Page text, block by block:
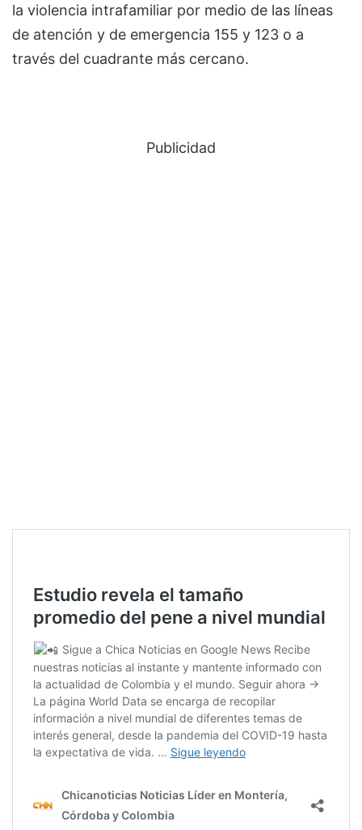
la violencia intrafamiliar por medio de las líneas
de atención y de emergencia 155 y 123 o a
través del cuadrante más cercano.
Publicidad